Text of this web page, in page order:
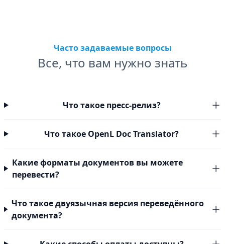
Часто задаваемые вопросы
Все, что вам нужно знать
Что такое пресс-релиз?
Что такое OpenL Doc Translator?
Какие форматы документов вы можете
перевести?
Что такое двуязычная версия переведённого
документа?